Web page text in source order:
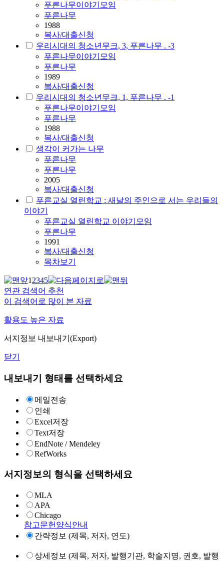
푸른나무이야기모임
푸른나무
1988
복사/대출신청
우리시대의 청소년무크, 3, 푸른나무 . -3
푸른나무이야기모임
푸른나무
1989
복사/대출신청
우리시대의 청소년무크, 1, 푸른나무 . -1
푸른나무이야기모임
푸른나무
1988
복사/대출신청
생각이 커가는 나무
푸른나무
푸른나무
2005
복사/대출신청
푸른교실 열린학교 : 새날의 주인으로 서는 우리들의
이야기
푸른교실 열린학교 이야기모임
푸른나무
1991
복사/대출신청
목차보기
12345
연관 검색어 추천
이 검색어로 많이 본 자료
활용도 높은 자료
서지정보 내보내기(Export)
닫기
내보내기 형태를 선택하세요
메일전송
인쇄
Excel저장
Text저장
EndNote / Mendeley
RefWorks
서지정보의 형식을 선택하세요
MLA
APA
Chicago
참고문헌양식안내
간략정보 (제목, 저자, 연도)
상세정보 (제목, 저자, 발행기관, 학술지명, 권호, 발행